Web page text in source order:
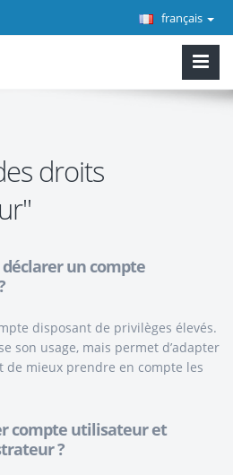
français
droits
déclarer un compte
disposant de privilèges élevés.
son usage, mais permet d’adapter
de mieux prendre en compte les
compte utilisateur et
?